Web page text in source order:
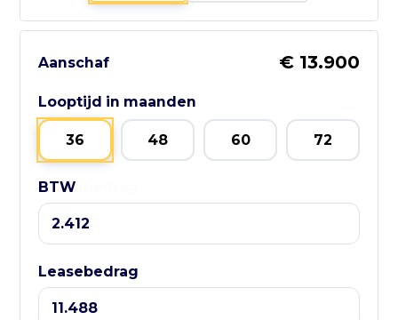
GebruikteAuto.NL:
📱 WhatsApp:
085-060 3662
📧 E-mail:
info@gebruikteauto.nl
🏢 KvK:
02092618
⏰ Openingstijden:
Aanschaf € 13.900
Looptijd in maanden
36 48 60 72
BTW
Leasebedrag
Leasebedrag